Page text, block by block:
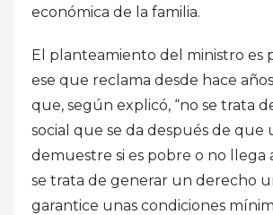
económica de la familia.
El planteamiento del ministro es
ese que reclama desde hace
que, según explicó, “no se trata
social que se da después de que
demuestre si es pobre o no llega
se trata de generar un derecho
garantice unas condiciones